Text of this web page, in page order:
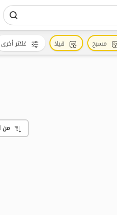
من
مسبح فيلا فلاتر أخرى